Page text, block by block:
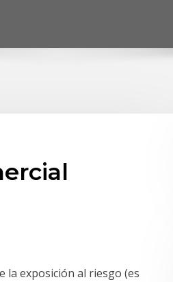
la exposición al riesgo (es